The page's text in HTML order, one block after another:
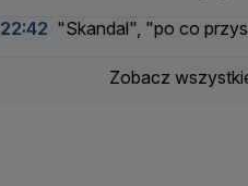
Wojskowa
22:42 "Skandal", "po co
Zobacz